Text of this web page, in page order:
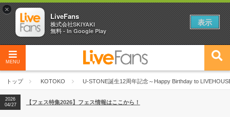
MENU
トップ KOTOKO U-STONE誕生12周年記念～Happy Birthday to
2026
04/27
2026
【ライブ動員ランキング】2026年上半期編発表！
2026
04/27
【フェス特集2026】フェス情報はここから！
×
LiveFans
株式会社SKIYAKI
無料 - In Google Play
表示